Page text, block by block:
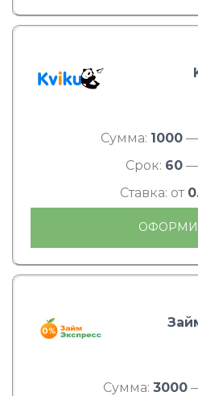
Сумма: 1000 —
Срок: 60—
Ставка: от
Сумма: 3000